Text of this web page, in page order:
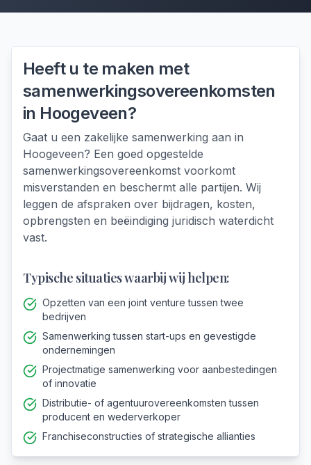
Heeft u te maken met
samenwerkingsovereenkomsten
in Hoogeveen?
Gaat u een zakelijke samenwerking aan in
Hoogeveen? Een goed opgestelde
samenwerkingsovereenkomst voorkomt
misverstanden en beschermt alle partijen. Wij
leggen de afspraken over bijdragen, kosten,
opbrengsten en beëindiging juridisch waterdicht
vast.
Typische situaties waarbij wij helpen:
Opzetten van een joint venture tussen twee
bedrijven
Samenwerking tussen start-ups en gevestigde
ondernemingen
Projectmatige samenwerking voor aanbestedingen
of innovatie
Distributie- of agentuurovereenkomsten tussen
producent en wederverkoper
Franchiseconstructies of strategische allianties